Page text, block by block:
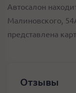
Автосалон
Малиновского,
представлена
Отзывы